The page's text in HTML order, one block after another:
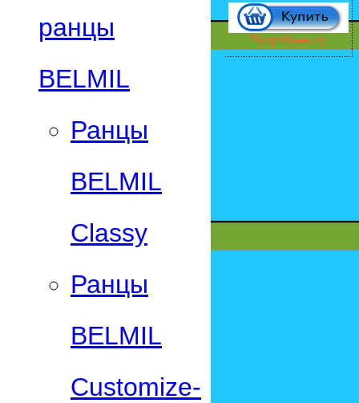
ранцы
BELMIL
Ранцы
BELMIL
Classy
Ранцы
BELMIL
Customize-
Подробнее >>